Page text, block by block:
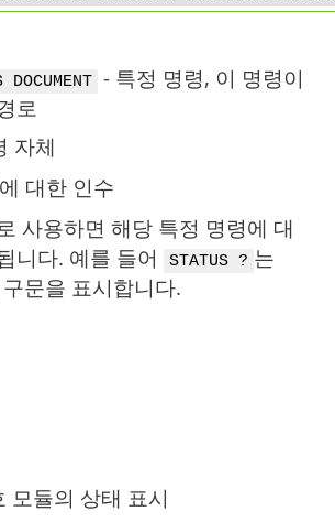
DOCUMENT
- 특정 명령, 이 명령이
로
자체
대한 인수
사용하면 해당 특정 명령에 대
니다. 예를 들어
STATUS ? 는
문을 표시합니다.
모듈의 상태 표시